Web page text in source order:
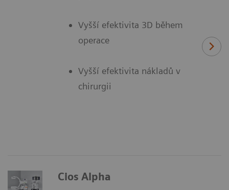
Vyšší efektivita 3D během
operace
Vyšší efektivita nákladů v
chirurgii
Cios Alpha